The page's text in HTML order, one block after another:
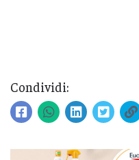
Condividi: